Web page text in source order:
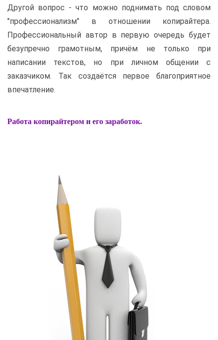
Другой вопрос - что можно поднимать под словом
"профессионализм" в отношении копирайтера.
Профессиональный автор в первую очередь будет
безупречно грамотным, причём не только при
написании текстов, но при личном общении с
заказчиком. Так создаётся первое благоприятное
впечатление.
Работа копирайтером и его заработок.